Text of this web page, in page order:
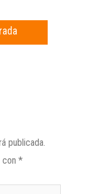
publicada.
*